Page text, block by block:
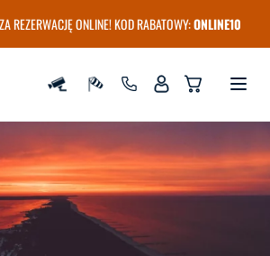
REZERWACJĘ ONLINE! KOD RABATOWY:ONLINE10
Windsurfingu FunSurf